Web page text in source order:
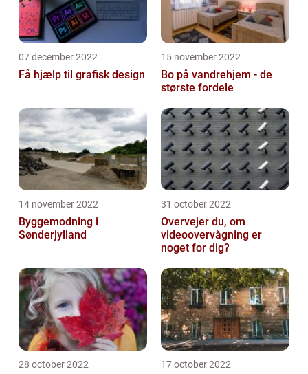
07 december 2022
Få hjælp til grafisk design
15 november 2022
Bo på vandrehjem - de
største fordele
14 november 2022
Byggemodning i
Sønderjylland
31 october 2022
Overvejer du, om
videoovervågning er
noget for dig?
28 october 2022 17 october 2022